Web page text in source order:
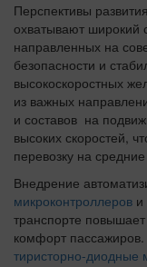
Перспективы
охватывают широкий
направленных на
безопасности и
высокоскоростных
из важных
и составов на
высоких скоростей,
перевозку на
Внедрение
микроконтроллеров
транспорте
комфорт
тиристорно-диодные